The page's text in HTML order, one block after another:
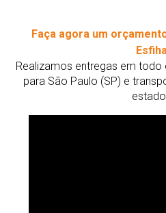
Faça agora um
Realizamos entregas em
para São Paulo (SP) e